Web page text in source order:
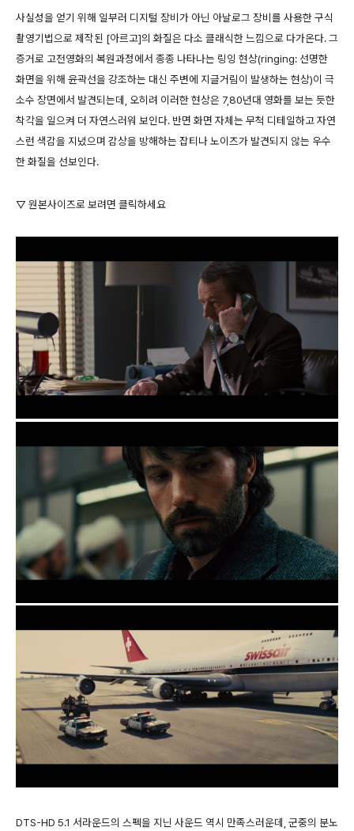
사실성을 얻기 위해 일부러 디지털 장비가 아닌 아날로그 장비를 사용한 구식
촬영기법으로 제작된 [아르고]의 화질은 다소 클래식한 느낌으로 다가온다. 그
증거로 고전영화의 복원과정에서 종종 나타나는 링잉 현상(ringing: 선명한
화면을 위해 윤곽선을 강조하는 대신 주변에 지글거림이 발생하는 현상)이 극
소수 장면에서 발견되는데, 오히려 이러한 현상은 7,80년대 영화를 보는 듯한
착각을 일으켜 더 자연스러워 보인다. 반면 화면 자체는 무척 디테일하고 자연
스런 색감을 지녔으며 감상을 방해하는 잡티나 노이즈가 발견되지 않는 우수
한 화질을 선보인다.
▽ 원본사이즈로 보려면 클릭하세요
DTS-HD 5.1 서라운드의 스펙을 지닌 사운드 역시 만족스러운데, 군중의 분노